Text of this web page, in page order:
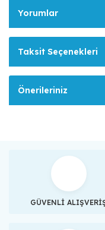
Yorumlar
Taksit Seçenekleri
Önerileriniz
GÜVENLİ